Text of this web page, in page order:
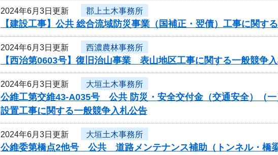
2024年6月3日更新 郡上土木事務所
【建設工事】公共 総合流域防災事業（国補正・翌債）工事に関す
2024年6月3日更新 西濃農林事務所
【西治第0603号】復旧治山事業 表山地区工事に関する一般競争
2024年6月3日更新 大垣土木事務所
公維工第交維43-A035号 公共 防災・安全交付金（交通安全）（
設置工事に関する一般競争入札公告
2024年6月3日更新 大垣土木事務所
公維委第橋点2他号 公共 道路メンテナンス補助（トンネル・橋